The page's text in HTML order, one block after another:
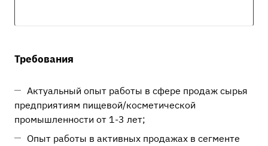
Требования
Актуальный опыт работы в сфере продаж сырья
предприятиям пищевой/косметической
промышленности от 1-3 лет;
Опыт работы в активных продажах в сегменте